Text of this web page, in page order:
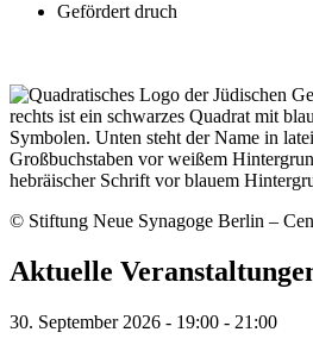
Gefördert druch
© Stiftung Neue Synagoge Berlin –
Aktuelle
30. September 2026 - 19:00 - 21:00